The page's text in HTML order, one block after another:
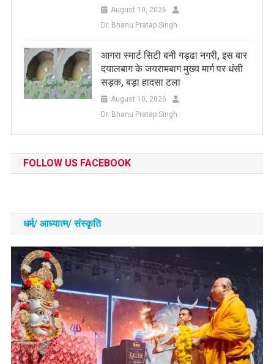
August 10, 2026
Dr. Bhanu Pratap Singh
आगरा स्मार्ट सिटी बनी गड्ढा नगरी, इस बार
दयालबाग के जयरामबाग मुख्य मार्ग पर धंसी
सड़क, बड़ा हादसा टला
August 10, 2026
Dr. Bhanu Pratap Singh
FOLLOW US FACEBOOK
धर्म/ आध्‍यात्‍म/ संस्‍कृति